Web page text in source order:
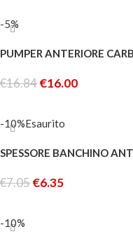
-5%
PUMPER ANTERIORE
€16.84€16.00
-10%Esaurito
SPESSORE BANCHINO
€7.05€6.35
-10%